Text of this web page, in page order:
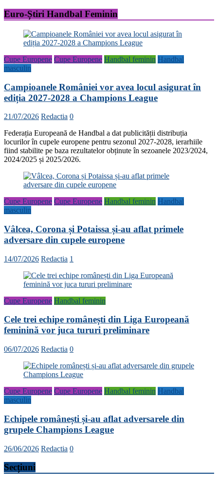
Euro-Știri Handbal Feminin
Cupe Europene Cupe Europene Handbal feminin Handbal
masculin
Campioanele României vor avea locul asigurat în
ediția 2027-2028 a Champions League
21/07/2026 Redactia 0
Federația Europeană de Handbal a dat publicității distribuția
locurilor în cupele europene pentru sezonul 2027-2028, ierarhiile
fiind stabilite pe baza rezultatelor obținute în sezoanele 2023/2024,
2024/2025 și 2025/2026.
Cupe Europene Cupe Europene Handbal feminin Handbal
masculin
Vâlcea, Corona și Potaissa și-au aflat primele
adversare din cupele europene
14/07/2026 Redactia 1
Cupe Europene Handbal feminin
Cele trei echipe românești din Liga Europeană
feminină vor juca tururi preliminare
06/07/2026 Redactia 0
Cupe Europene Cupe Europene Handbal feminin Handbal
masculin
Echipele românești și-au aflat adversarele din
grupele Champions League
26/06/2026 Redactia 0
Secțiuni